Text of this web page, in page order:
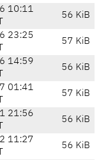
10:11
56 KiB
23:25
57 KiB
14:59
56 KiB
01:41
57 KiB
21:56
56 KiB
11:27
56 KiB